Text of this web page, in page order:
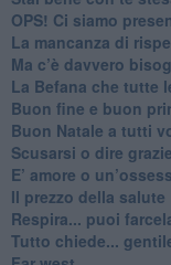
​OPS! Ci siamo
​La mancanza di
​Ma c’è davvero
​La Befana che tutte
Buon fine e buon
​Buon Natale a tutti
​Scusarsi o dire
​E’ amore o
​Il prezzo della salute
​Respira... puoi
​Tutto chiede...